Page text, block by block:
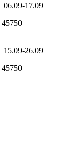
06.09-17.09
45750
15.09-26.09
45750